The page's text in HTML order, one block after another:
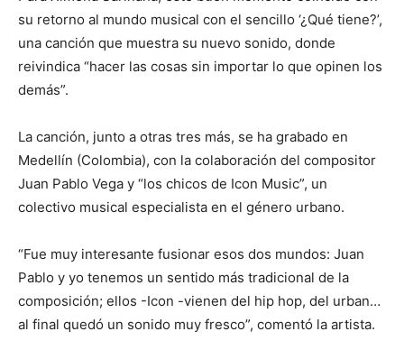
su retorno al mundo musical con el sencillo ‘¿Qué tiene?’,
una canción que muestra su nuevo sonido, donde
reivindica “hacer las cosas sin importar lo que opinen los
demás”.
La canción, junto a otras tres más, se ha grabado en
Medellín (Colombia), con la colaboración del compositor
Juan Pablo Vega y “los chicos de Icon Music”, un
colectivo musical especialista en el género urbano.
“Fue muy interesante fusionar esos dos mundos: Juan
Pablo y yo tenemos un sentido más tradicional de la
composición; ellos -Icon -vienen del hip hop, del urban…
al final quedó un sonido muy fresco”, comentó la artista.